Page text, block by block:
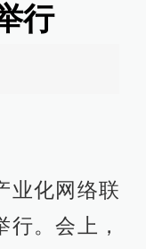
行
业化网络联
。会上，